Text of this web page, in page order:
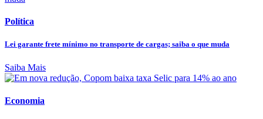
Política
Lei garante frete mínimo no transporte de cargas; saiba o que muda
Saiba Mais
Economia